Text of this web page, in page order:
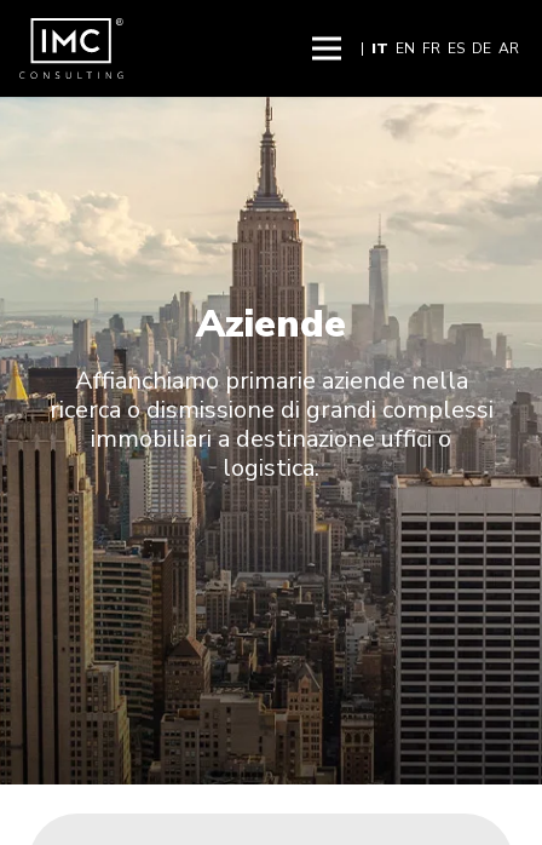
| IT EN FR ES DE AR
Aziende
Affianchiamo primarie aziende nella
ricerca o dismissione di grandi complessi
immobiliari a destinazione uffici o
logistica.